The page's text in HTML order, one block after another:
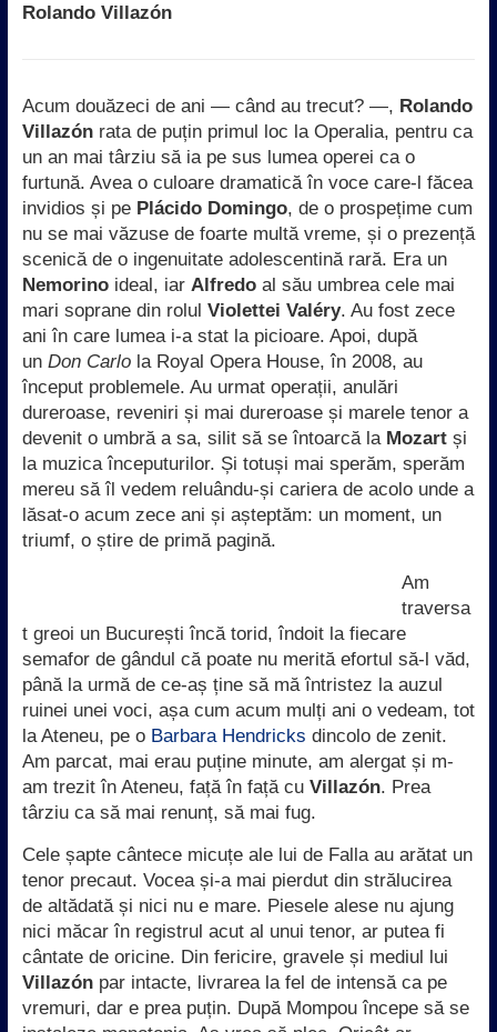
Rolando Villazón
Acum douăzeci de ani — când au trecut? —, Rolando
Villazónrata de puțin primul loc la Operalia, pentru ca
un an mai târziu să ia pe sus lumea operei ca o
furtună. Avea o culoare dramatică în voce care-l făcea
invidios și pe Plácido Domingo, de o prospețime cum
nu se mai văzuse de foarte multă vreme, și o prezență
scenică de o ingenuitate adolescentină rară. Era un
Nemorinoideal, iar Alfredoal său umbrea cele mai
mari soprane din rolul Violettei Valéry. Au fost zece
ani în care lumea i-a stat la picioare. Apoi, după
un Don Carlola Royal Opera House, în 2008, au
început problemele. Au urmat operații, anulări
dureroase, reveniri și mai dureroase și marele tenor a
devenit o umbră a sa, silit să se întoarcă la Mozartși
la muzica începuturilor. Și totuși mai sperăm, sperăm
mereu să îl vedem reluându-și cariera de acolo unde a
lăsat-o acum zece ani și așteptăm: un moment, un
triumf, o știre de primă pagină.
Am
traversa
t greoi un București încă torid, îndoit la fiecare
semafor de gândul că poate nu merită efortul să-l văd,
până la urmă de ce-aș ține să mă întristez la auzul
ruinei unei voci, așa cum acum mulți ani o vedeam, tot
la Ateneu, pe o Barbara Hendricks dincolo de zenit.
Am parcat, mai erau puține minute, am alergat și m-
am trezit în Ateneu, față în față cu Villazón. Prea
târziu ca să mai renunț, să mai fug.
Cele șapte cântece micuțe ale lui de Falla au arătat un
tenor precaut. Vocea și-a mai pierdut din strălucirea
de altădată și nici nu e mare. Piesele alese nu ajung
nici măcar în registrul acut al unui tenor, ar putea fi
cântate de oricine. Din fericire, gravele și mediul lui
Villazónpar intacte, livrarea la fel de intensă ca pe
vremuri, dar e prea puțin. După Mompou începe să se